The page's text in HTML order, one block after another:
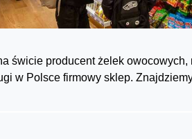
świcie producent żelek owocowych,
w Polsce firmowy sklep.